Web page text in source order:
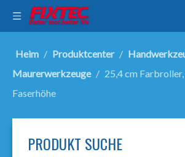
Heim / Produktcenter /
Maurerwerkzeuge / 25,4 cm
Faserhöhe
PRODUKT SUCHE